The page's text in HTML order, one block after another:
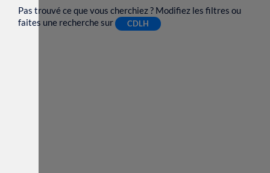
Pas trouvé ce que vous cherchiez ? Modifiez les filtres ou
faites une recherche sur
CDLH